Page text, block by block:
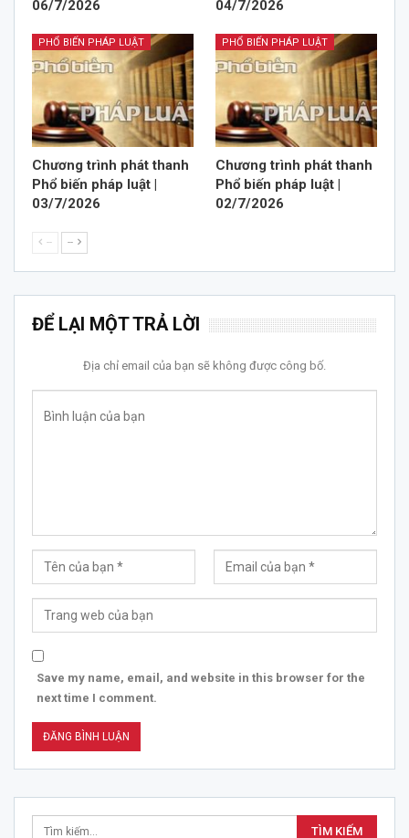
06/7/2026
04/7/2026
PHỔ BIẾN PHÁP LUẬT
Chương trình phát thanh
Phổ biến pháp luật |
03/7/2026
PHỔ BIẾN PHÁP LUẬT
Chương trình phát thanh
Phổ biến pháp luật |
02/7/2026
-- --
ĐỂ LẠI MỘT TRẢ LỜI
Địa chỉ email của bạn sẽ không được công bố.
Save my name, email, and website in this browser for the
next time I comment.